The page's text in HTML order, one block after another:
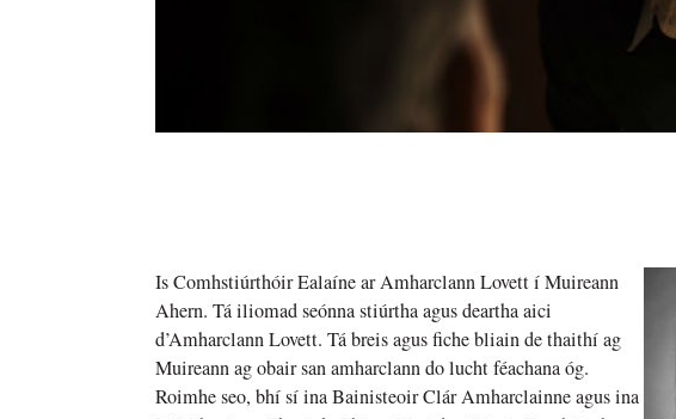
Is Comhstiúrthóir Ealaíne ar Amharclann Lovett í Muireann
Ahern. Tá iliomad seónna stiúrtha agus deartha aici
d’Amharclann Lovett. Tá breis agus fiche bliain de thaithí ag
Muireann ag obair san amharclann do lucht féachana óg.
Roimhe seo, bhí sí ina Bainisteoir Clár Amharclainne agus ina